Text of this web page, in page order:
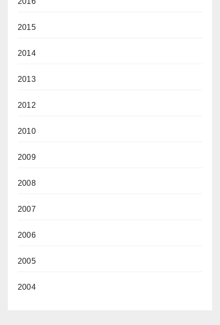
2015
2014
2013
2012
2010
2009
2008
2007
2006
2005
2004